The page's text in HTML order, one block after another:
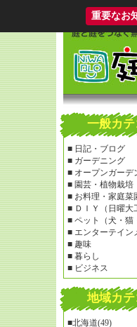
重要なお
一般カテ
■ 日記・ブログ
■ ガーデニング
■ オープンガーデ
■ 園芸・植物栽培
■ お料理・家庭菜
■ ＤＩＹ（日曜大
■ ペット（犬・猫
■ エンターテイン
■ 趣味
■ 暮らし
■ ビジネス
地域カテ
■北海道(49)